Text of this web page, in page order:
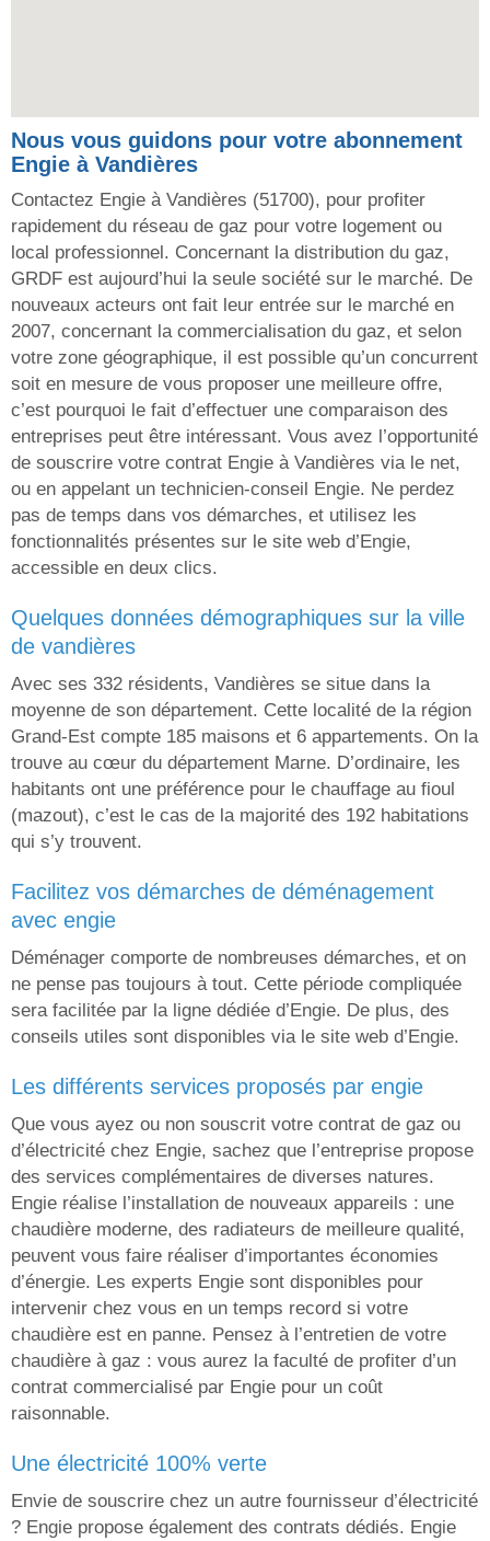
Nous vous guidons pour votre abonnement
Engie à Vandières
Contactez Engie à Vandières (51700), pour profiter
rapidement du réseau de gaz pour votre logement ou
local professionnel. Concernant la distribution du gaz,
GRDF est aujourd’hui la seule société sur le marché. De
nouveaux acteurs ont fait leur entrée sur le marché en
2007, concernant la commercialisation du gaz, et selon
votre zone géographique, il est possible qu’un concurrent
soit en mesure de vous proposer une meilleure offre,
c’est pourquoi le fait d’effectuer une comparaison des
entreprises peut être intéressant. Vous avez l’opportunité
de souscrire votre contrat Engie à Vandières via le net,
ou en appelant un technicien-conseil Engie. Ne perdez
pas de temps dans vos démarches, et utilisez les
fonctionnalités présentes sur le site web d’Engie,
accessible en deux clics.
quelques données démographiques sur la ville
de vandières
Avec ses 332 résidents, Vandières se situe dans la
moyenne de son département. Cette localité de la région
Grand-Est compte 185 maisons et 6 appartements. On la
trouve au cœur du département Marne. D’ordinaire, les
habitants ont une préférence pour le chauffage au fioul
(mazout), c’est le cas de la majorité des 192 habitations
qui s’y trouvent.
facilitez vos démarches de déménagement
avec engie
Déménager comporte de nombreuses démarches, et on
ne pense pas toujours à tout. Cette période compliquée
sera facilitée par la ligne dédiée d’Engie. De plus, des
conseils utiles sont disponibles via le site web d’Engie.
les différents services proposés par engie
Que vous ayez ou non souscrit votre contrat de gaz ou
d’électricité chez Engie, sachez que l’entreprise propose
des services complémentaires de diverses natures.
Engie réalise l’installation de nouveaux appareils : une
chaudière moderne, des radiateurs de meilleure qualité,
peuvent vous faire réaliser d’importantes économies
d’énergie. Les experts Engie sont disponibles pour
intervenir chez vous en un temps record si votre
chaudière est en panne. Pensez à l’entretien de votre
chaudière à gaz : vous aurez la faculté de profiter d’un
contrat commercialisé par Engie pour un coût
raisonnable.
une électricité 100% verte
Envie de souscrire chez un autre fournisseur d’électricité
? Engie propose également des contrats dédiés. Engie